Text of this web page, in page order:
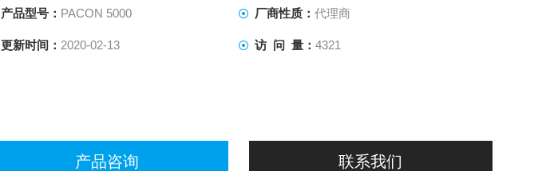
产品型号： PACON 5000 厂商性质： 代理商
更新时间： 2020-02-13 访 问 量： 4321
产品咨询 联系我们